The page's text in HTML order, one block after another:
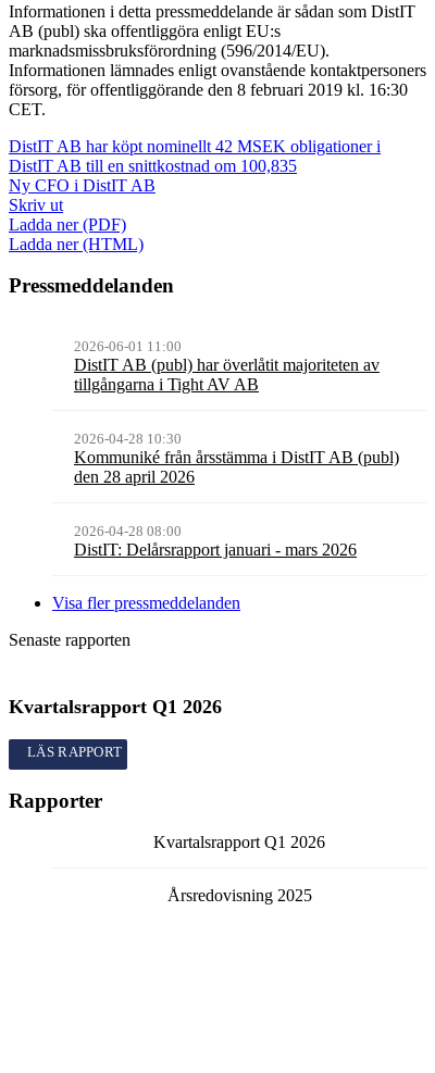
Informationen i detta pressmeddelande är sådan som DistIT
AB (publ) ska offentliggöra enligt EU:s
marknadsmissbruksförordning (596/2014/EU).
Informationen lämnades enligt ovanstående kontaktpersoners
försorg, för offentliggörande den 8 februari 2019 kl. 16:30
CET.
DistIT AB har köpt nominellt 42 MSEK obligationer i
DistIT AB till en snittkostnad om 100,835
Ny CFO i DistIT AB
Skriv ut
Ladda ner (PDF)
Ladda ner (HTML)
Pressmeddelanden
2026-06-01 11:00
DistIT AB (publ) har överlåtit majoriteten av
tillgångarna i Tight AV AB
2026-04-28 10:30
Kommuniké från årsstämma i DistIT AB (publ)
den 28 april 2026
2026-04-28 08:00
DistIT: Delårsrapport januari - mars 2026
Visa fler pressmeddelanden
Senaste rapporten
Kvartalsrapport Q1 2026
Kvartalsrapport
Rapporter
Kvartalsrapport Q1 2026
Årsredovisning 2025